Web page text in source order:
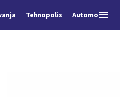
Tehnopolis Automobili